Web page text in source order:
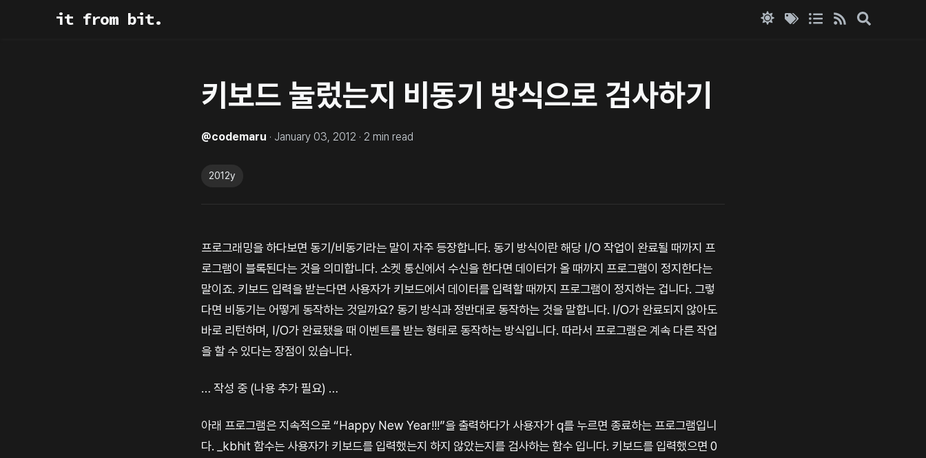
it from bit.
키보드 눌렀는지 비동기 방식으로 검사하기
@codemaru · January 03, 2012 · 2 min read
2012y
프로그래밍을 하다보면 동기/비동기라는 말이 자주 등장합니다. 동기 방식이란 해당 I/O 작업이 완료될 때까지 프
로그램이 블록된다는 것을 의미합니다. 소켓 통신에서 수신을 한다면 데이터가 올 때까지 프로그램이 정지한다는
말이죠. 키보드 입력을 받는다면 사용자가 키보드에서 데이터를 입력할 때까지 프로그램이 정지하는 겁니다. 그렇
다면 비동기는 어떻게 동작하는 것일까요? 동기 방식과 정반대로 동작하는 것을 말합니다. I/O가 완료되지 않아도
바로 리턴하며, I/O가 완료됐을 때 이벤트를 받는 형태로 동작하는 방식입니다. 따라서 프로그램은 계속 다른 작업
을 할 수 있다는 장점이 있습니다.
… 작성 중 (나용 추가 필요) …
아래 프로그램은 지속적으로 “Happy New Year!!!”을 출력하다가 사용자가 q를 누르면 종료하는 프로그램입니
다. _kbhit 함수는 사용자가 키보드를 입력했는지 하지 않았는지를 검사하는 함수 입니다. 키보드를 입력했으면 0